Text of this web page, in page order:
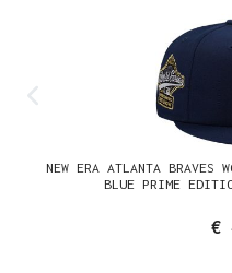
NEW ERA ATLANTA BRAVES
BLUE PRIME
€